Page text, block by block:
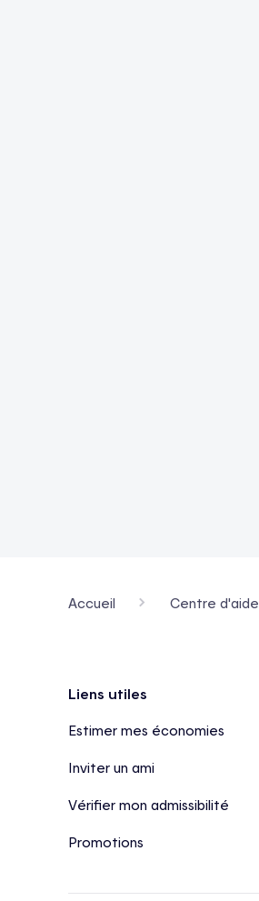
Accueil Centre d'aide
Pied de page
Liens utiles
Estimer mes économies
Inviter un ami
Vérifier mon admissibilité
Promotions